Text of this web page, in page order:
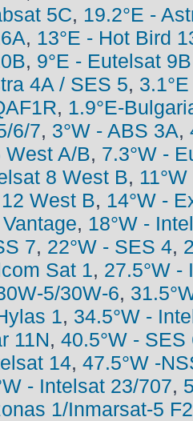
5C, 19.2°E -
, 13°E - Hot Bird
, 9°E - Eutelsat 9B
4A / SES 5,
, 1.9°E-
6/7, 3°W - ABS 3A,
West A/B, 7.3°W -
8 West B,
West B, 14°W -
, 18°W -
7, 22°W - SES 4,
Sat 1, 27.5°W -
5/30W-6,
1, 34.5°W -
11N, 40.5°W - SES
14, 47.5°W -
- Intelsat 23/707,
1/Inmarsat-5 F2